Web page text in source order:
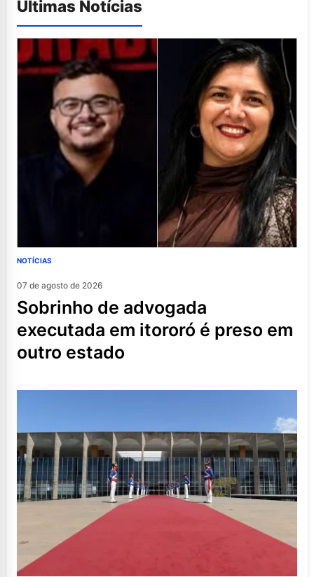
Últimas Notícias
NOTÍCIAS
07 de agosto de 2026
sobrinho de advogada
executada em itororó é preso em
outro estado